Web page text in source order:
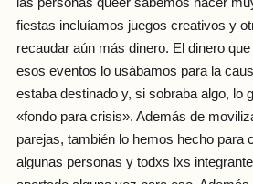
las personas queer sabemos hacer
fiestas incluíamos juegos creativos y
recaudar aún más dinero. El dinero
esos eventos lo usábamos para la
estaba destinado y, si sobraba algo, lo
«fondo para crisis». Además de
parejas, también lo hemos hecho para
algunas personas y todxs lxs